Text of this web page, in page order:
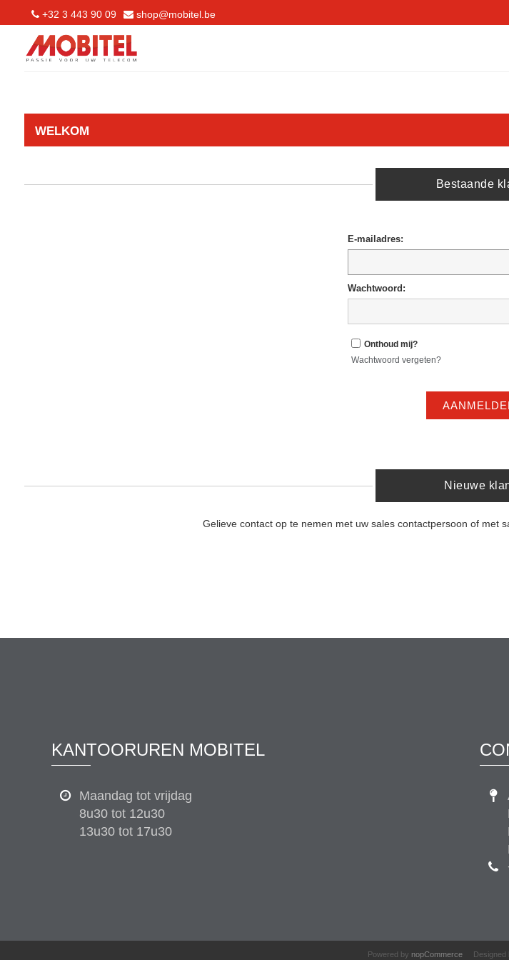
+32 3 443 90 09 shop@mobitel.be
WELKOM
Bestaande
E-mailadres:
Wachtwoord:
Onthoud mij?
Wachtwoord vergeten?
Nieuwe
Gelieve contact op te nemen met uw sales contactpersoon of met
KANTOORUREN MOBITEL
Maandag tot vrijdag
8u30 tot 12u30
13u30 tot 17u30
Powered by nopCommerce Designed